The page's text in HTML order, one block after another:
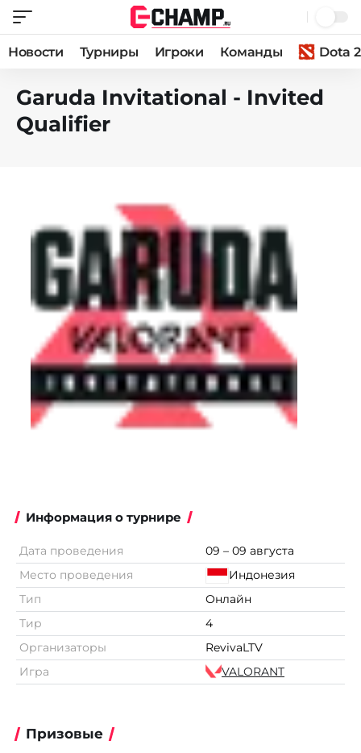
Новости Турниры Игроки Команды Dota 2
Garuda Invitational - Invited
Qualifier
Информация о турнире
Дата проведения
09 – 09 августа
Место проведения
Индонезия
Тип
Онлайн
Тир
4
Организаторы
RevivaLTV
Игра
VALORANT
Призовые